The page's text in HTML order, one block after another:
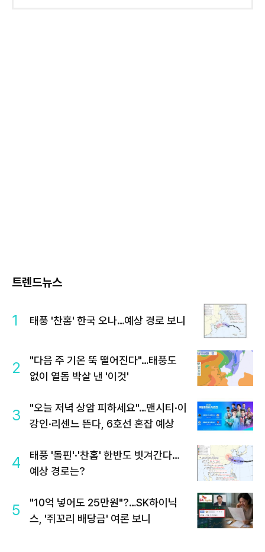
트렌드뉴스
1 태풍 '찬홈' 한국 오나…예상 경로 보니
2
"다음 주 기온 뚝 떨어진다"…태풍도
없이 열돔 박살 낸 '이것'
3
"오늘 저녁 상암 피하세요"…맨시티·이
강인·리센느 뜬다, 6호선 혼잡 예상
4
태풍 '돌핀'·'찬홈' 한반도 빗겨간다…
예상 경로는?
5
"10억 넣어도 25만원"?…SK하이닉
스, '쥐꼬리 배당금' 여론 보니